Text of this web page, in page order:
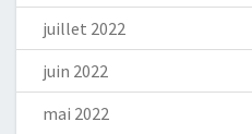
juillet 2022
juin 2022
mai 2022